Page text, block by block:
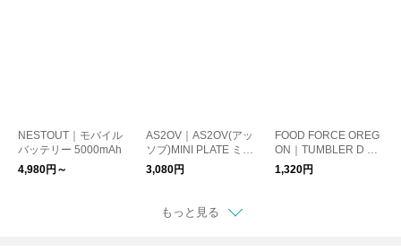
NESTOUT｜モバイル
バッテリー 5000mAh
4,980円～
AS2OV｜AS2OV(アッ
ソブ)MINI PLATE ミニ
プレート テーブルウ
ェア
3,080円
FOOD FORCE OREG
ON｜TUMBLER D W
ALL 350ml タンブラ
ー マグ ボトル 水筒
1,320円
もっと見る